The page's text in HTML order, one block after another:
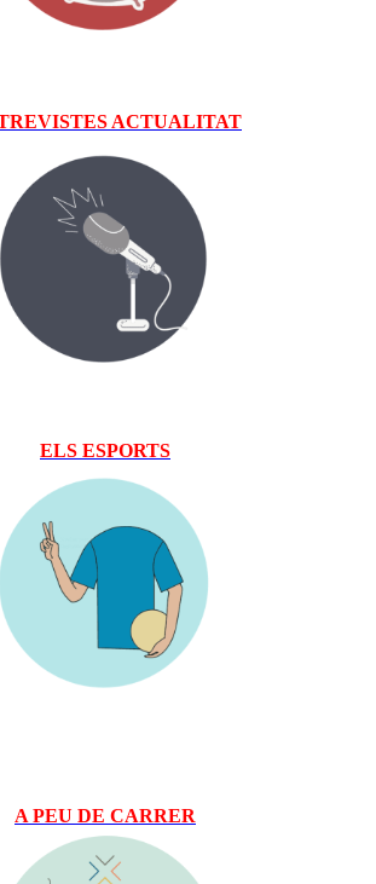
ACTUALITAT
ELS ESPORTS
A PEU DE CARRER